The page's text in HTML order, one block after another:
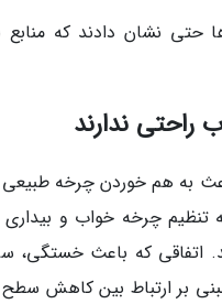
حتی نشان دادند که
راحتی ندارند
به هم خوردن چرخه طبیعی
چرخه خواب و
اتفاقی که باعث خستگی،
بر ارتباط بین کاهش